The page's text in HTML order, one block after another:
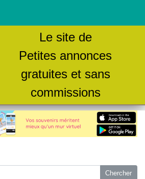
Le site de
Petites annonces
gratuites et sans
commissions